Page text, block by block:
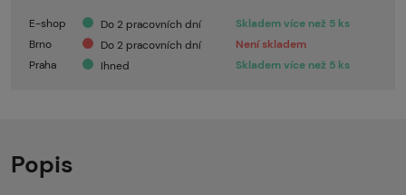
E-shop Do 2 pracovních dní
Skladem více než 5 ks
Brno
Do 2 pracovních dní
Není skladem
Praha
Ihned Skladem více než 5 ks
Popis